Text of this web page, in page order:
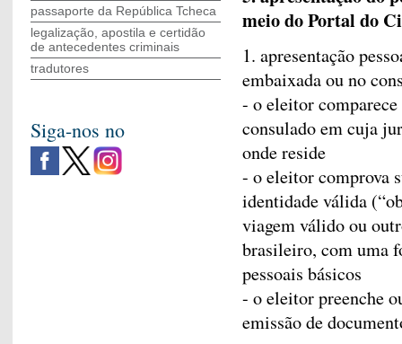
meio do Portal do
1. apresentação
embaixada ou no
- o eleitor comparece
consulado em cuja
onde reside
- o eleitor comprova
identidade válida
viagem válido ou
brasileiro, com uma
pessoais básicos
- o eleitor preenche
emissão de
passaporte da República Tcheca
legalização, apostila e certidão
de antecedentes criminais
tradutores
Siga-nos no